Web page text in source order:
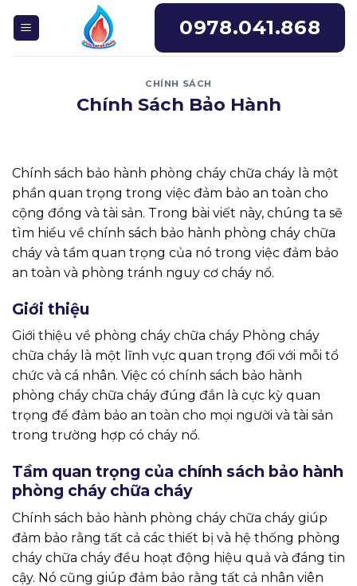
0978.041.868
CHÍNH SÁCH
Chính Sách Bảo Hành
Chính sách bảo hành phòng cháy chữa cháy là một
phần quan trọng trong việc đảm bảo an toàn cho
cộng đồng và tài sản. Trong bài viết này, chúng ta sẽ
tìm hiểu về chính sách bảo hành phòng cháy chữa
cháy và tầm quan trọng của nó trong việc đảm bảo
an toàn và phòng tránh nguy cơ cháy nổ.
Giới thiệu
Giới thiệu về phòng cháy chữa cháy Phòng cháy
chữa cháy là một lĩnh vực quan trọng đối với mỗi tổ
chức và cá nhân. Việc có chính sách bảo hành
phòng cháy chữa cháy đúng đắn là cực kỳ quan
trọng để đảm bảo an toàn cho mọi người và tài sản
trong trường hợp có cháy nổ.
Tầm quan trọng của chính sách bảo hành
phòng cháy chữa cháy
Chính sách bảo hành phòng cháy chữa cháy giúp
đảm bảo rằng tất cả các thiết bị và hệ thống phòng
cháy chữa cháy đều hoạt động hiệu quả và đáng tin
cậy. Nó cũng giúp đảm bảo rằng tất cả nhân viên